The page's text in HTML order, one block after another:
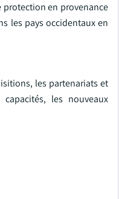
en provenance
les pays occidentaux en
les partenariats et
les nouveaux